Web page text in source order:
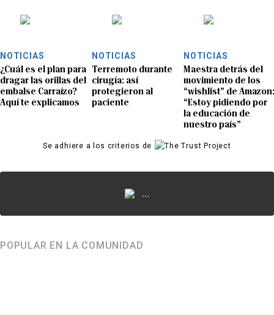
NOTICIAS
¿Cuál es el plan para
dragar las orillas del
embalse Carraízo?
Aquí te explicamos
NOTICIAS
Terremoto durante
cirugía: así
protegieron al
paciente
NOTICIAS
Maestra detrás del
movimiento de los
“wishlist” de Amazon:
“Estoy pidiendo por
la educación de
nuestro país”
Se adhiere a los criterios de
...
POPULAR EN LA COMUNIDAD